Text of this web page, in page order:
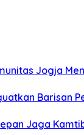
Jogja
Barisan
Jaga